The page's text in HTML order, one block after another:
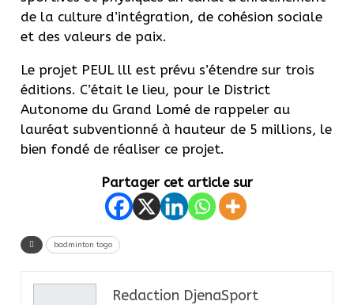
de la culture d’intégration, de cohésion sociale
et des valeurs de paix.
Le projet PEUL lll est prévu s’étendre sur trois
éditions. C’était le lieu, pour le District
Autonome du Grand Lomé de rappeler au
lauréat subventionné à hauteur de 5 millions, le
bien fondé de réaliser ce projet.
Partager cet article sur
badminton togo
Redaction DjenaSport